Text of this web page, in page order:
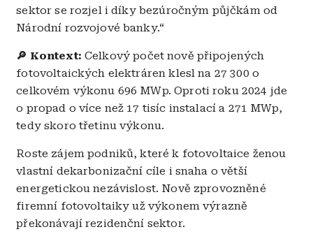
sektor se rozjel i díky bezúročným půjčkám od
Národní rozvojové banky.“
🔎 Kontext: Celkový počet nově připojených
fotovoltaických elektráren klesl na 27 300 o
celkovém výkonu 696 MWp. Oproti roku 2024 jde
o propad o více než 17 tisíc instalací a 271 MWp,
tedy skoro třetinu výkonu.
Roste zájem podniků, které k fotovoltaice ženou
vlastní dekarbonizační cíle i snaha o větší
energetickou nezávislost. Nově zprovozněné
firemní fotovoltaiky už výkonem výrazně
překonávají rezidenční sektor.